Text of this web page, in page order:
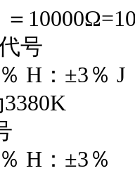
＝
号
H：±3％ J
H：±3％